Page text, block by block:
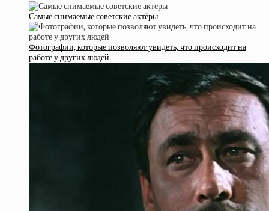
Самые снимаемые советские актёры
Фотографии, которые позволяют увидеть, что происходит на
работе у других людей